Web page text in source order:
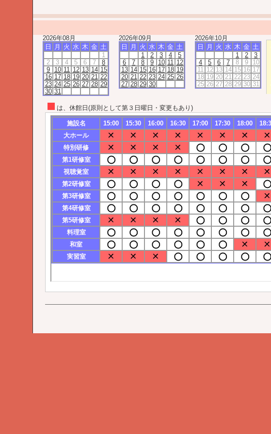
2026年08月
日
月 火 水 木 金 土
1
2
3 4 5 6 7
8
9
10 11 12 13 14 15
16 17 18 19 20 21 22
23 24 25 26 27 28 29
30 31
2026年09月
日
月 火 水 木 金 土
1
2 3 4
5
6
7 8 9 10 11 12
13 14 15 16 17 18 19
20 21 22 23 24 25 26
27 28 29 30
2026年10月
日
月 火 水 木 金 土
1
2
3
4
5 6 7 8 9
10
11 12 13 14 15 16 17
18 19 20 21 22 23 24
25 26 27 28 29 30 31
は、休館日(原則として第３日曜日・変更もあり)